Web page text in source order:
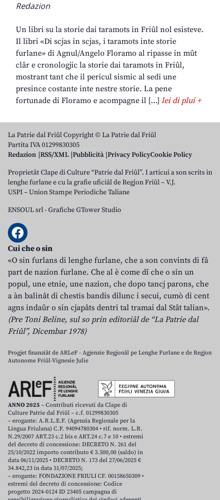
Redazion
Un libri su la storie dai taramots in Friûl nol esisteve.
Il libri «Di scjas in scjas, i taramots inte storie
furlane» di Agnul/Angelo Floramo al ripasse in mût
clâr e cronologjic la storie dai taramots in Friûl,
mostrant tant che il pericul sismic al sedi une
presince costante inte nestre storie. La pene
fortunade di Floramo e acompagne il […] lei di plui +
La Patrie dal Friûl Copyright © La Patrie dal Friûl
Partita IVA 01299830305
Redazion RSS/XML Pubblicità Privacy PolicyCookie Policy
Proprietât Clape di Culture “Patrie dal Friûl”. I articui a son scrits in
lenghe furlane e cu la grafie uficiâl de Regjon Friûl – V.J.
USPI – Union Stampe Periodiche Taliane
ENSOUL srl-Grafiche GTower Studio
Cui che o sin
«O sin furlans di lenghe furlane, che a son convints di fâ
part de nazion furlane. Che al è come dî che o sin un
popul, une etnie, une nazion, che dopo tancj parons, che
a àn balinât di chestis bandis dilunc i secui, cumò di cent
agns indaûr o sin cjapâts dentri tal tramai dal Stât talian».
(Pre Toni Beline, sul so prin editoriâl de “La Patrie dal
Friûl”, Dicembar 1978)
Progjet finanziât de ARLeF - Agjenzie Regjonâl pe Lenghe Furlane e de Regjon
Autonome Friûl-Vignesie Julie
ANNO 2025 – Contributi ricevuti da Clape di
Culture Patrie dal Friûl – c.f. 01299830305
– erogante: A.R.L.E.F. (Agenzia Regionale per la
Lingua Friulana) C.F. 94094780304 • rif. norm. L.R.
N.29/2007 ART.23 c.2 bis e ART.24 c.7 e 10 • estremi
del decreto di concessione: DECRETO N. 261 del
25/10/2022 importo contributo € 3.500,00 (saldo) in
data 06/11/2025 • DECRETO N. 173 del 27/06/2025 €
34.842,23 in data 31/07/2025;
– erogante: FONDAZIONE FRIULI CF. 00158650309 •
estremi del decreto di concessione: Codice
progetto 2024-0124 ID 23405 campagna di